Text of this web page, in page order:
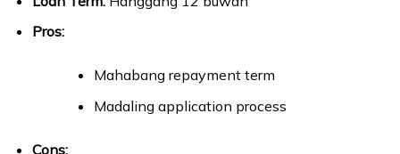
Pros:
Mahabang repayment term
Madaling application process
Cons: